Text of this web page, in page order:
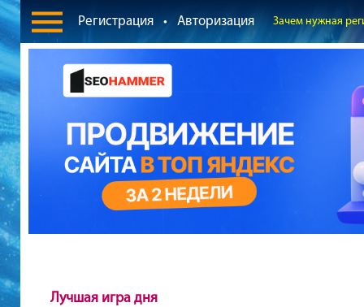
Регистрация • Авторизация Зачем нужная
Лучшая игра дня